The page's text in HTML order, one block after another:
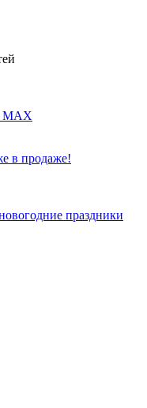
МАХ
в продаже!
праздники